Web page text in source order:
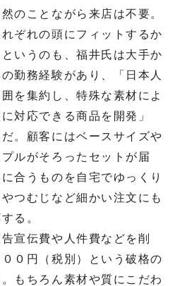
のことながら来店は不要。
ぞれの頭にフィットするか
いうのも、福井氏は大手か
勤務経験があり、「日本人
を集約し、特殊な素材によ
対応できる商品を開発」
だ。顧客にはベースサイズや
ルがそろったセットが届
合うものを自宅でゆっくり
つむじなど細かい注文にも
る。
宣伝費や人件費などを削
０円（税別）という破格の
もちろん素材や質にこだわ